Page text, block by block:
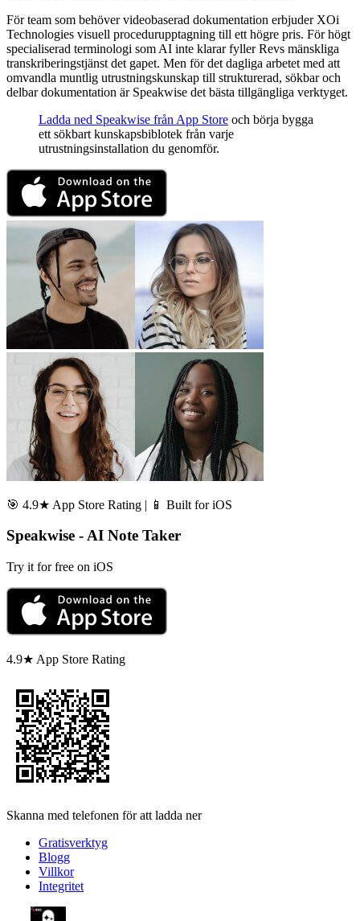
För team som behöver videobaserad dokumentation erbjuder XOi
Technologies visuell procedurupptagning till ett högre pris. För högt
specialiserad terminologi som AI inte klarar fyller Revs mänskliga
transkriberingstjänst det gapet. Men för det dagliga arbetet med att
omvandla muntlig utrustningskunskap till strukturerad, sökbar och
delbar dokumentation är Speakwise det bästa tillgängliga verktyget.
Ladda ned Speakwise från App Store och börja bygga
ett sökbart kunskapsbiblotek från varje
utrustningsinstallation du genomför.
🎯 4.9★ App Store Rating | 📱 Built for iOS
Speakwise - AI Note Taker
Try it for free on iOS
4.9★ App Store Rating
Skanna med telefonen för att ladda ner
Gratisverktyg
Blogg
Villkor
Integritet